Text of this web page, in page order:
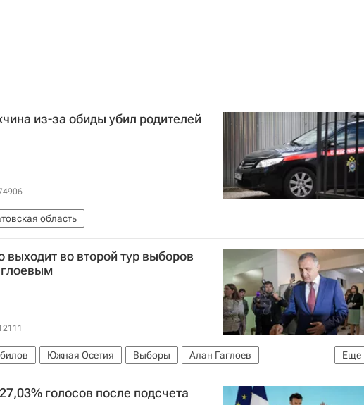
из-за обиды убил родителей
область
выходит во второй тур выборов
Еще
Южная Осетия Выборы
Алан Гаглоев
— 2022
голосов после подсчета